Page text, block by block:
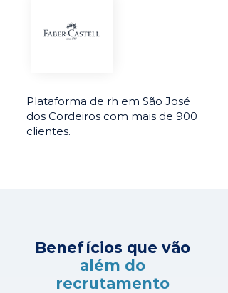
Plataforma de rh em São José
dos Cordeiros com mais de 900
clientes.
Benefícios que vão
além do
recrutamento